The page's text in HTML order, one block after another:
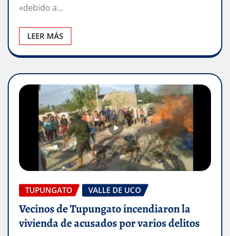
«debido a…
LEER MÁS
TUPUNGATO VALLE DE UCO
Vecinos de Tupungato incendiaron la
vivienda de acusados por varios delitos